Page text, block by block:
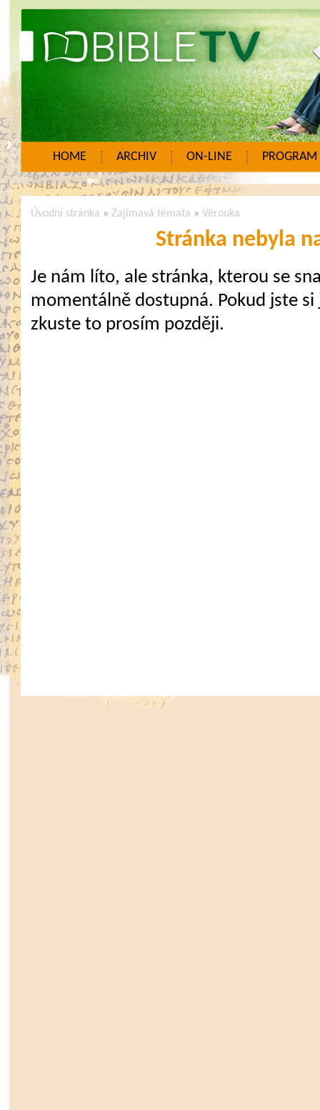
HOME ARCHIV ON-LINE PROGRAM
Úvodní stránka »Zajímavá témata » Věrouka
Stránka nebyla
Je nám líto, ale stránka, kterou se
momentálně dostupná. Pokud jste
zkuste to prosím později.